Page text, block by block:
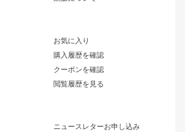
お気に入り
購入履歴を確認
クーポンを確認
閲覧履歴を見る
ニュースレターお申し込み
ワンビア
ローレル